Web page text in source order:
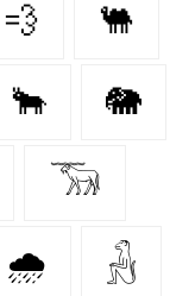
💨 🐫
🐂 🐘
𓃝
🌧️ 𓃻